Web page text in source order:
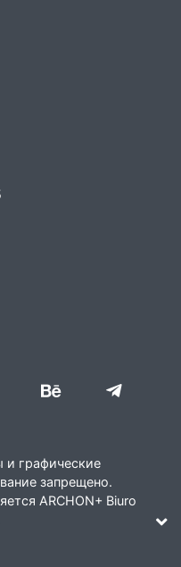
и графические
запрещено.
ARCHON+ Biuro